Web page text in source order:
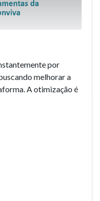
por
melhorar a
A otimização é